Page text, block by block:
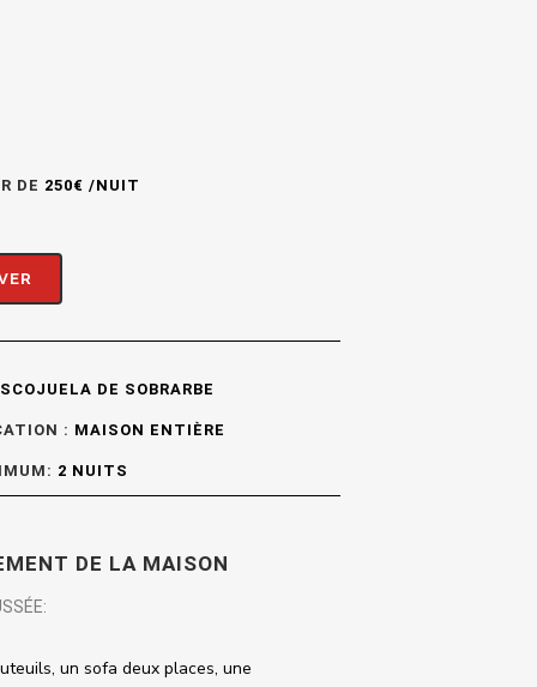
DE 250€ /NUIT
DE SOBRARBE
: MAISON ENTIÈRE
2 NUITS
DE LA MAISON
un sofa deux places, une